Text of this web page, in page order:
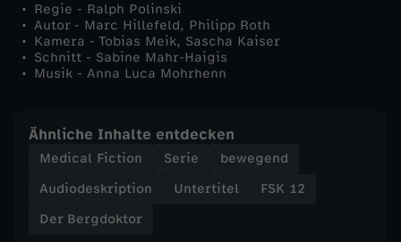
Regie - Ralph Polinski
Autor - Marc Hillefeld, Philipp Roth
Kamera - Tobias Meik, Sascha Kaiser
Schnitt - Sabine Mahr-Haigis
Musik - Anna Luca Mohrhenn
Ähnliche Inhalte entdecken
Medical Fiction Serie
bewegend
Audiodeskription
Untertitel
FSK 12
Der Bergdoktor